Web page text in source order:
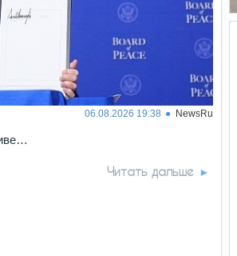
06.08.2026 19:38 NewsRu
Читать дальше